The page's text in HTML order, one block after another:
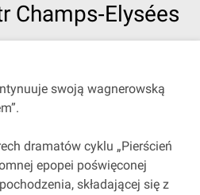
Champs‐Elysées
swoją wagnerowską
dramatów cyklu „Pierścień
epopei poświęconej
składającej się z